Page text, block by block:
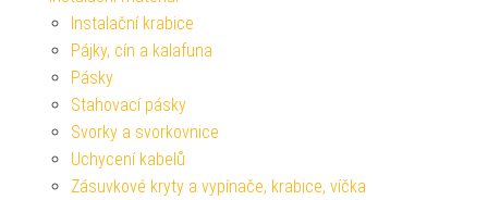
Instalační krabice
Pájky, cín a kalafuna
Pásky
Stahovací pásky
Svorky a svorkovnice
Uchycení kabelů
Zásuvkové kryty a vypínače, krabice, víčka